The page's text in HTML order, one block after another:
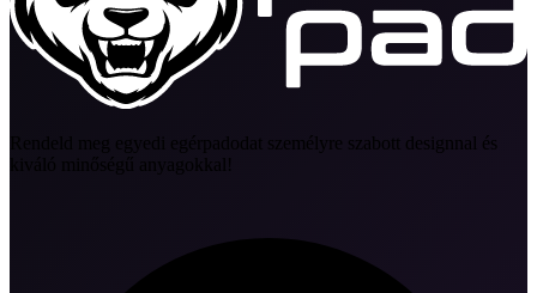
Rendeld meg egyedi egérpadodat személyre szabott designnal és
kiváló minőségű anyagokkal!